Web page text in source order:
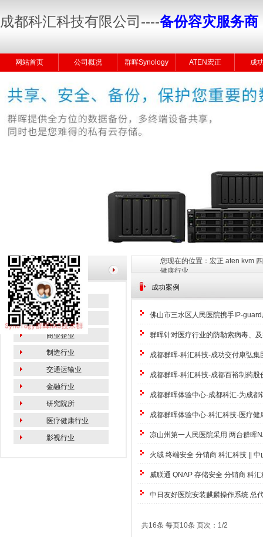
网站首页 公司概况 群晖Synology ATEN宏正 成
成都科汇科技有限公司 ----备份容灾服务商
栏目导航
教育行业
政府机关
商业企业
制造行业
交通运输业
金融行业
研究院所
医疗健康行业
影视行业
成功案例
佛山市三水区人民医院携手IP-
群晖针对医疗行业的防勒索病毒、
成都群晖-科汇科技-成功交付康弘集
成都群晖-科汇科技-成都百裕制药股
成都群晖体验中心-成都科汇-为成
成都群晖体验中心-科汇科技-医疗健
凉山州第一人民医院采用 两台群晖
火绒 终端安全 分销商 科汇科技 ||
威联通 QNAP 存储安全 分销商 科
中日友好医院安装麒麟操作系统 总
共16条 每页10条 页次：1/2
您现在的位置： 宏正 aten kvm
健康行业